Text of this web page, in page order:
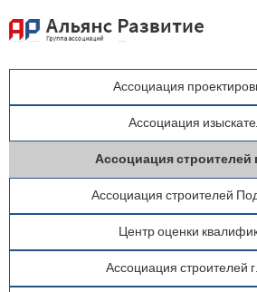
Ассоциация
Ассоциация
Ассоциациястроителей
Ассоциация строителей
Центроценки
Ассоциация строителей